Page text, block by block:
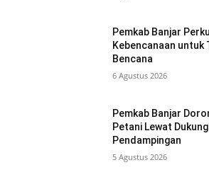
Pemkab Banjar
Kebencanaan untuk
Bencana
6 Agustus 2026
Pemkab Banjar
Petani Lewat
Pendampingan
5 Agustus 2026